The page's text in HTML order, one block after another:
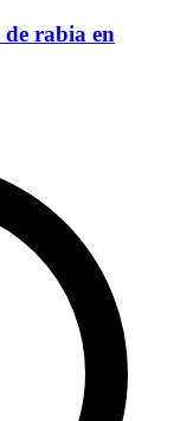
rabia en